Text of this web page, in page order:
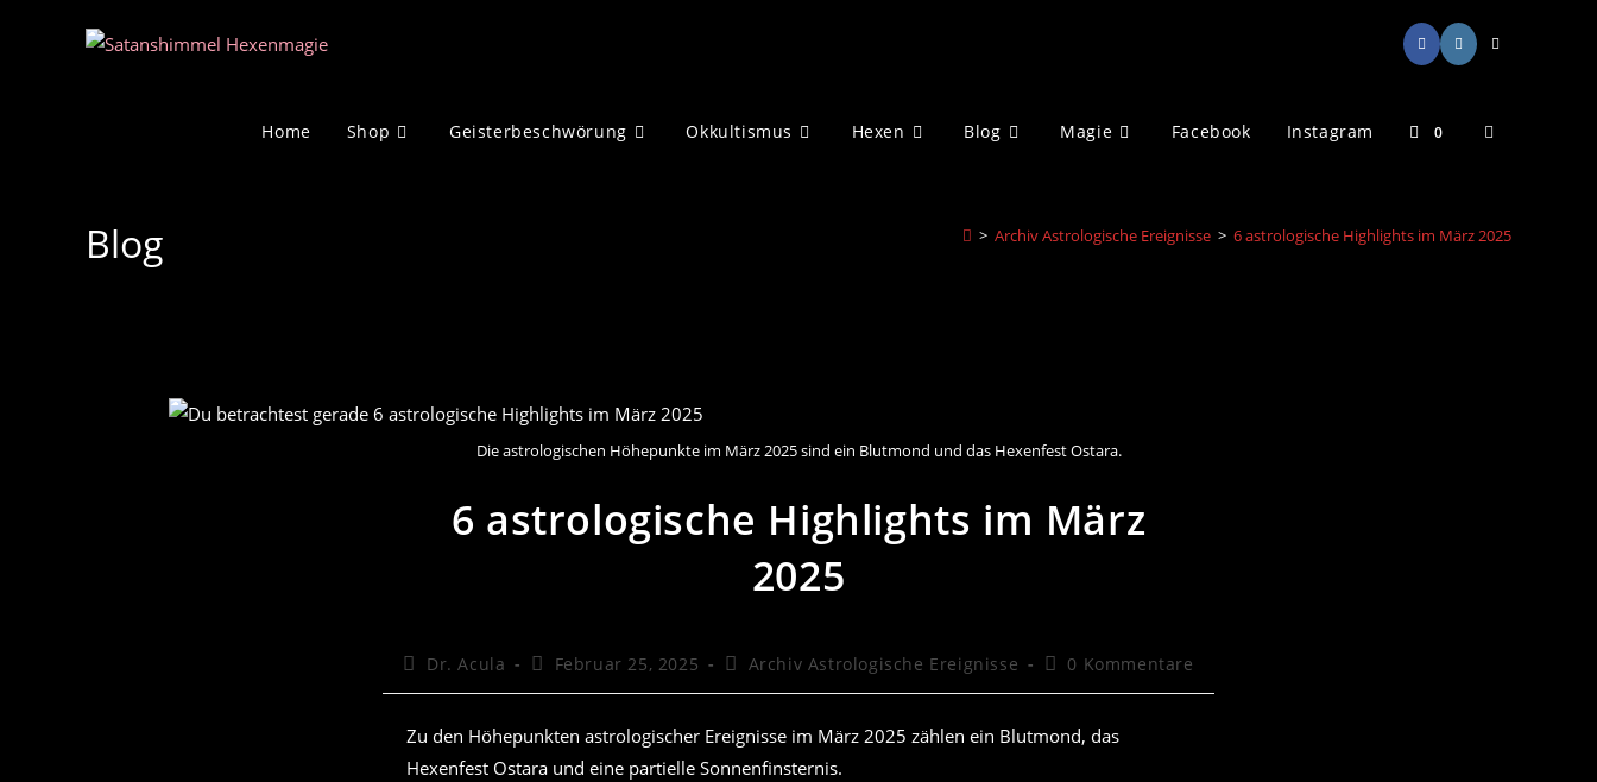
Home Shop Geisterbeschwörung Okkultismus Hexen Blog Magie Facebook Instagram 0 Website-
Blog > Archiv Astrologische Ereignisse > 6 astrologische Highlights im März 2025
Die astrologischen Höhepunkte im März 2025 sind ein Blutmond und das Hexenfest Ostara.
6 astrologische Highlights im März
2025
Beitrags-
Dr. Acula
Beitrag
Februar 25, 2025
Beitrags-
Archiv Astrologische Ereignisse
Beitrags-
0 Kommentare
Zu den Höhepunkten astrologischer Ereignisse im März 2025 zählen ein Blutmond, das
Hexenfest Ostara und eine partielle Sonnenfinsternis.